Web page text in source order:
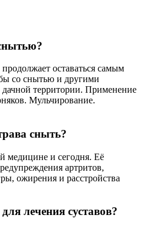
оставаться самым
со снытью и другими
территории. Применение
Мульчирование.
сныть?
медицине и сегодня. Её
артритов,
ожирения и расстройства
лечения суставов?